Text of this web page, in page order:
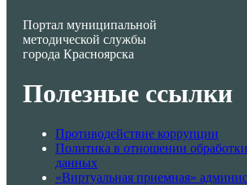
Портал муниципальной
методической службы
города Красноярска
Полезные ссылки
Противодействие коррупции
Политика в отношении
данных
«Виртуальная приемная»